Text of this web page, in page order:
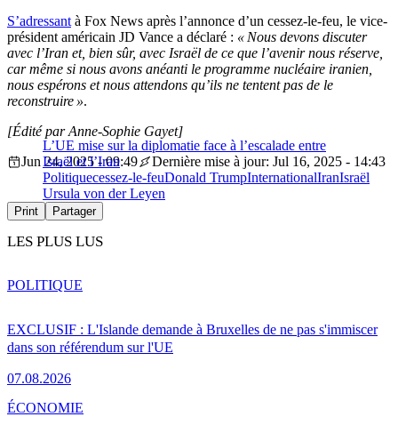
S’adressant à Fox News après l’annonce d’un cessez-le-feu, le vice-
président américain JD Vance a déclaré : « Nous devons discuter
avec l’Iran et, bien sûr, avec Israël de ce que l’avenir nous réserve,
car même si nous avons anéanti le programme nucléaire iranien,
nous espérons et nous attendons qu’ils ne tentent pas de le
reconstruire ».
L’UE mise sur la diplomatie face à l’escalade entre
Israël et l’Iran
[Édité par Anne-Sophie Gayet]
Jun 24, 2025 - 09:49
Dernière mise à jour: Jul 16, 2025 - 14:43
Politiquecessez-le-feuDonald TrumpInternationalIranIsraël
Ursula von der Leyen
Print Partager
LES PLUS LUS
EXCLUSIF : L'Islande demande à Bruxelles de ne pas s'immiscer
dans son référendum sur l'UE
07.08.2026
POLITIQUE
ÉCONOMIE